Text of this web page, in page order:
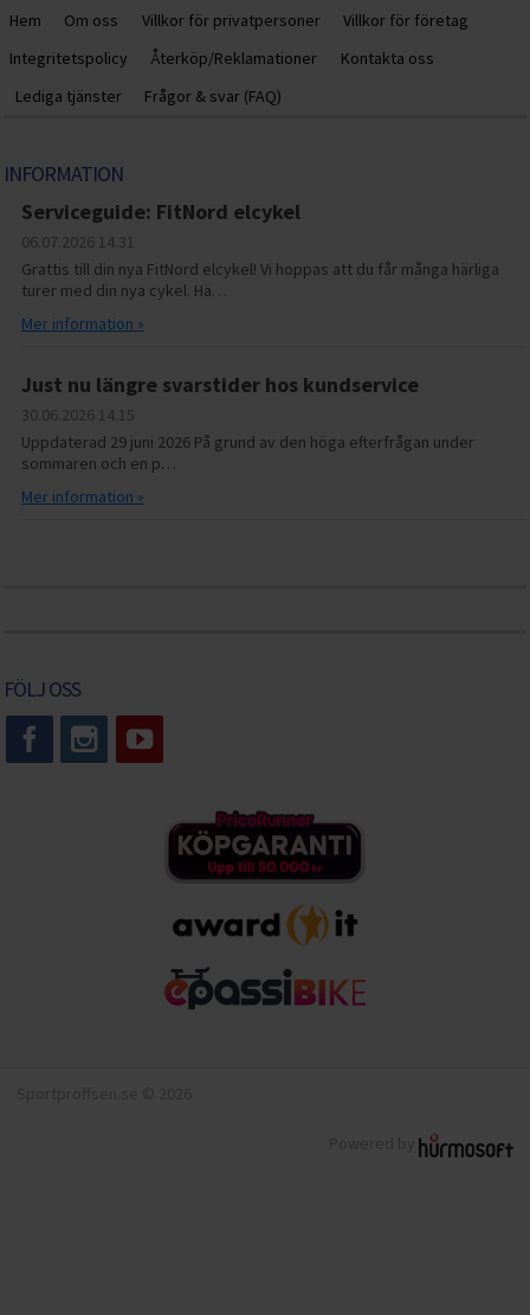
Hem Om oss Villkor för privatpersoner
Villkor för företag
Integritetspolicy
Återköp/Reklamationer
Kontakta oss
Lediga tjänster
Frågor & svar (FAQ)
INFORMATION
Serviceguide: FitNord elcykel
06.07.2026 14.31
Grattis till din nya FitNord elcykel! Vi hoppas att du får många härliga
turer med din nya cykel. Hä…
Mer information »
Just nu längre svarstider hos kundservice
30.06.2026 14.15
Uppdaterad 29 juni 2026 På grund av den höga efterfrågan under
sommaren och en p…
Mer information »
FÖLJ OSS